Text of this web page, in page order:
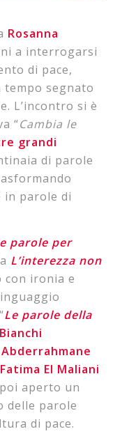
Rosanna
a interrogarsi
di pace,
segnato
L’incontro si è
“Cambia le
grandi
di parole
in parole di
parole per
L’interezza non
ironia e
“Le parole della
Bianchi
Abderrahmane
Fatima El Maliani
aperto un
delle parole
di pace.